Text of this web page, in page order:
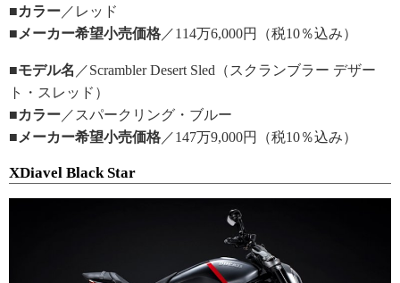
■カラー／レッド
■メーカー希望小売価格／114万6,000円（税10％込み）
■モデル名 ／Scrambler Desert Sled（スクランブラー デザー
ト・スレッド）
■カラー／スパークリング・ブルー
■メーカー希望小売価格／147万9,000円（税10％込み）
XDiavel Black Star